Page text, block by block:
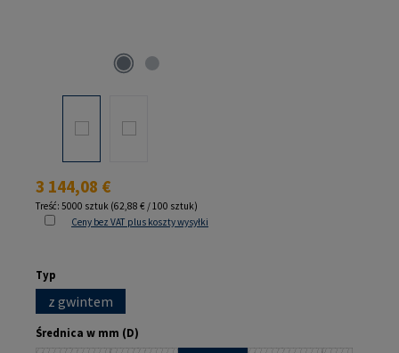
Cena regularna:
3 144,08 €
Treść: 5000 sztuk (62,88 € / 100 sztuk)
Ceny bez VAT plus koszty wysyłki
Wybierz
Typ
z gwintem
Wybierz
Średnica w mm (D)